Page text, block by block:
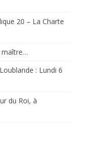
20 – La Charte
maître…
: Lundi 6
du Roi, à